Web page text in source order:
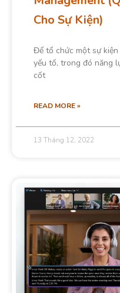
Cho Sự Kiện)
Để tổ chức một sự
yếu tố, trong đó năng
cốt
READ MORE »
13 Tháng 12, 2022